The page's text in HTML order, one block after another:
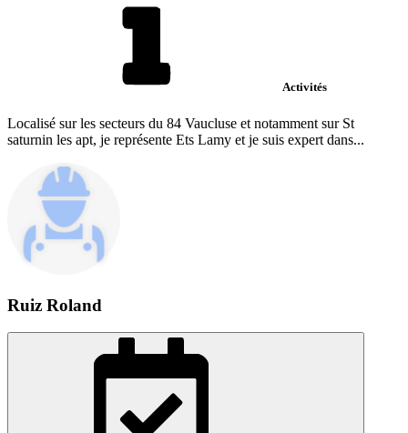
Activités
Localisé sur les secteurs du 84 Vaucluse et notamment sur St
saturnin les apt, je représente Ets Lamy et je suis expert dans...
Ruiz Roland